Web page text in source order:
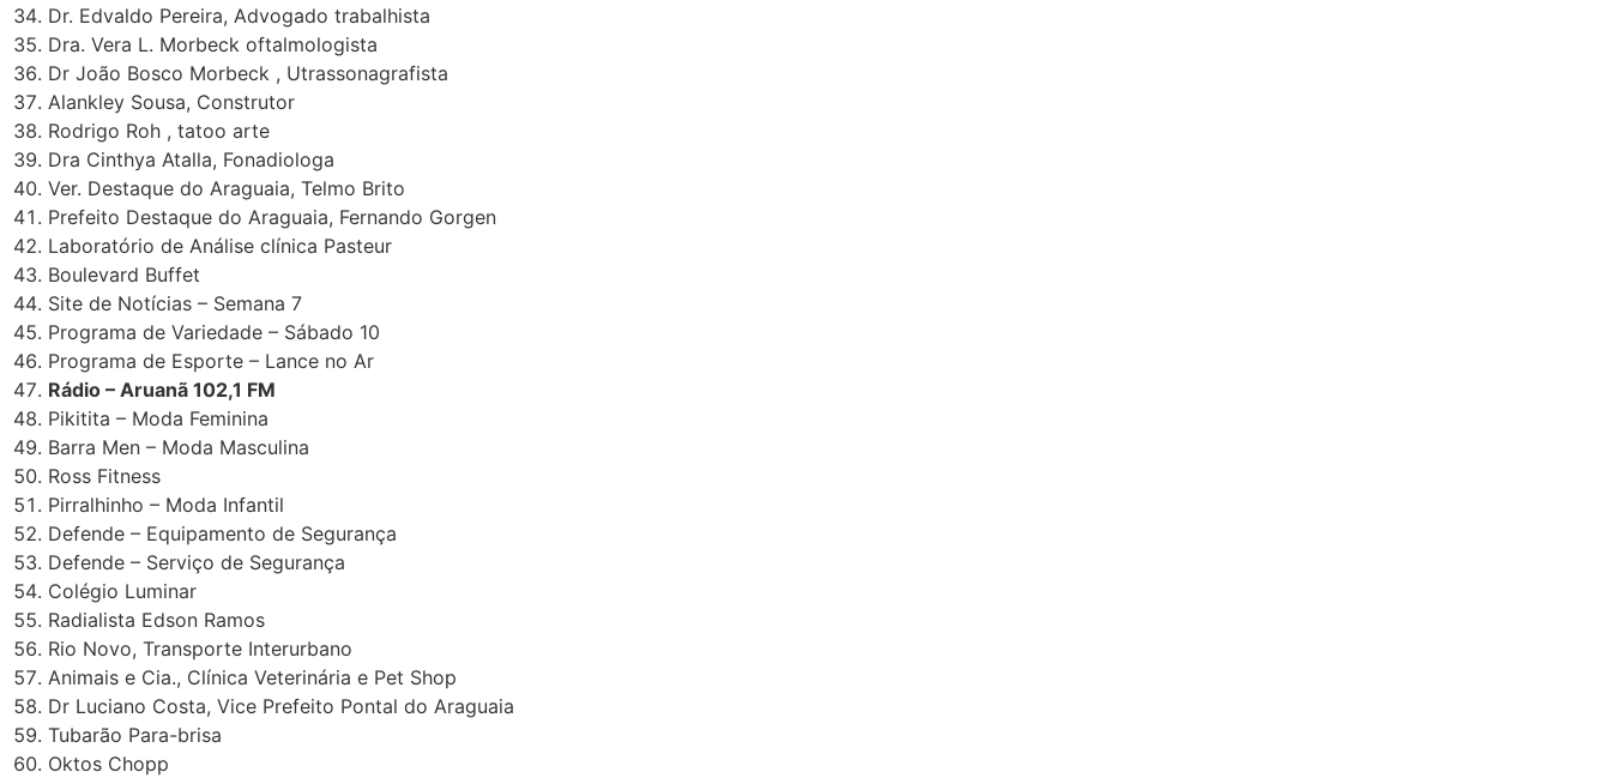
Dr. Edvaldo Pereira, Advogado trabalhista
Dra. Vera L. Morbeck oftalmologista
Dr João Bosco Morbeck , Utrassonagrafista
Alankley Sousa, Construtor
Rodrigo Roh , tatoo arte
Dra Cinthya Atalla, Fonadiologa
Ver. Destaque do Araguaia, Telmo Brito
Prefeito Destaque do Araguaia, Fernando Gorgen
Laboratório de Análise clínica Pasteur
Boulevard Buffet
Site de Notícias – Semana 7
Programa de Variedade – Sábado 10
Programa de Esporte – Lance no Ar
Rádio – Aruanã 102,1 FM
Pikitita – Moda Feminina
Barra Men – Moda Masculina
Ross Fitness
Pirralhinho – Moda Infantil
Defende – Equipamento de Segurança
Defende – Serviço de Segurança
Colégio Luminar
Radialista Edson Ramos
Rio Novo, Transporte Interurbano
Animais e Cia., Clínica Veterinária e Pet Shop
Dr Luciano Costa, Vice Prefeito Pontal do Araguaia
Tubarão Para-brisa
Oktos Chopp